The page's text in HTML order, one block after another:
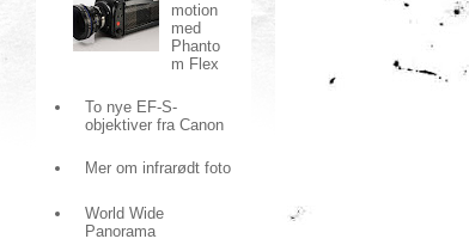
motion
med
Phanto
m Flex
To nye EF-S-
objektiver fra Canon
Mer om infrarødt foto
World Wide
Panorama